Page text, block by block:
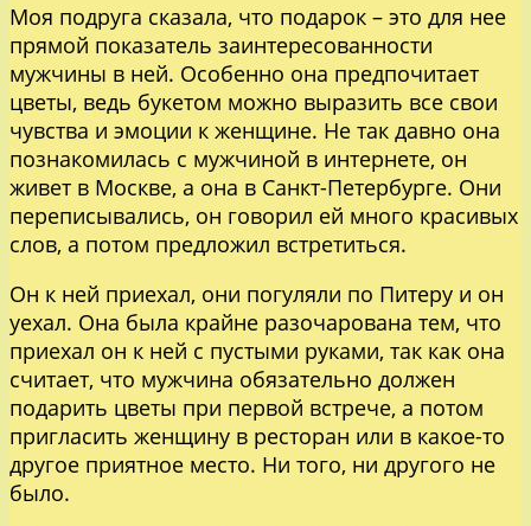
Моя подруга сказала, что подарок – это для нее
прямой показатель заинтересованности
мужчины в ней. Особенно она предпочитает
цветы, ведь букетом можно выразить все свои
чувства и эмоции к женщине. Не так давно она
познакомилась с мужчиной в интернете, он
живет в Москве, а она в Санкт-Петербурге. Они
переписывались, он говорил ей много красивых
слов, а потом предложил встретиться.
Он к ней приехал, они погуляли по Питеру и он
уехал. Она была крайне разочарована тем, что
приехал он к ней с пустыми руками, так как она
считает, что мужчина обязательно должен
подарить цветы при первой встрече, а потом
пригласить женщину в ресторан или в какое-то
другое приятное место. Ни того, ни другого не
было.